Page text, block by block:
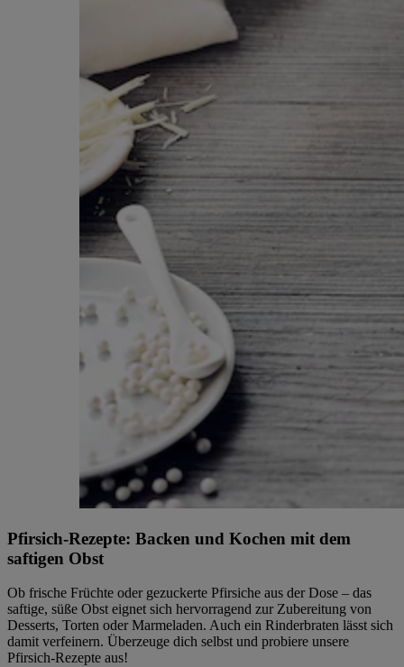
Pfirsich-Rezepte: Backen und Kochen mit dem
saftigen Obst
Ob frische Früchte oder gezuckerte Pfirsiche aus der Dose – das
saftige, süße Obst eignet sich hervorragend zur Zubereitung von
Desserts, Torten oder Marmeladen. Auch ein Rinderbraten lässt sich
damit verfeinern. Überzeuge dich selbst und probiere unsere
Pfirsich-Rezepte aus!